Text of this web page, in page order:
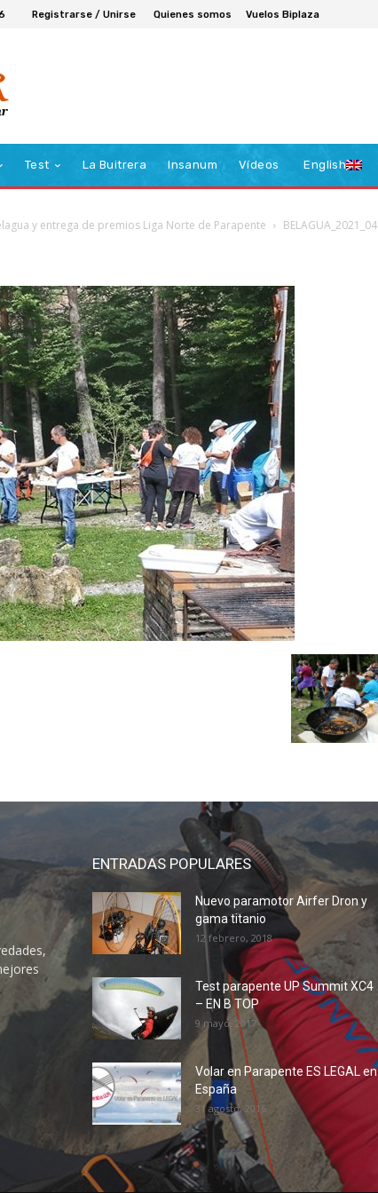
Registrarse / Unirse Quienes somos Vuelos Biplaza
Test La Buitrera Insanum Vídeos English
y entrega de premios Liga Norte de Parapente BELAGUA_2021_04
ENTRADAS POPULARES
Nuevo paramotor Airfer Dron y
gama titanio
12 febrero, 2018
Test parapente UP Summit XC4
– EN B TOP
9 mayo, 2017
Volar en Parapente ES LEGAL en
España
31 agosto, 2016